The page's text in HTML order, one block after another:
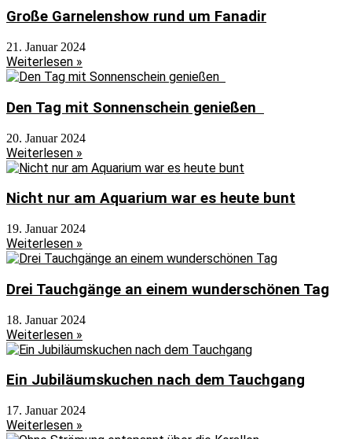
Große Garnelenshow rund um Fanadir
21. Januar 2024
Weiterlesen »
Den Tag mit Sonnenschein genießen
20. Januar 2024
Weiterlesen »
Nicht nur am Aquarium war es heute bunt
19. Januar 2024
Weiterlesen »
Drei Tauchgänge an einem wunderschönen Tag
18. Januar 2024
Weiterlesen »
Ein Jubiläumskuchen nach dem Tauchgang
17. Januar 2024
Weiterlesen »